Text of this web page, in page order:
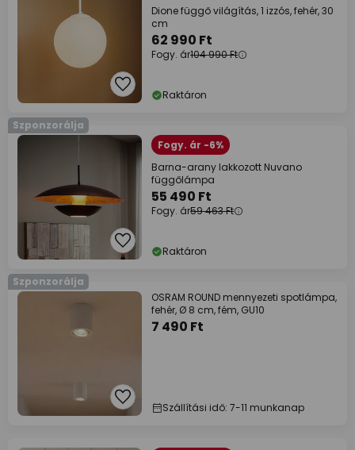
Dione függő világítás, 1 izzós, fehér, 30
cm
62 990 Ft
Fogy. ár104 990 Ft
Raktáron
Szponzorálja
Fogy. ár -6%
Barna-arany lakkozott Nuvano
függőlámpa
55 490 Ft
Fogy. ár59 463 Ft
Raktáron
Szponzorálja
OSRAM ROUND mennyezeti spotlámpa,
fehér, Ø 8 cm, fém, GU10
7 490 Ft
Szállítási idő: 7-11 munkanap